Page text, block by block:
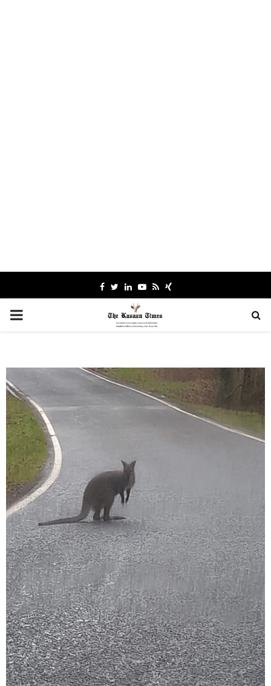
Facebook
TwitterLinkedinYoutube
RssXing
PRIMARY